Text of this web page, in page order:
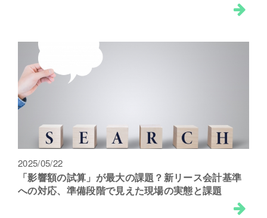
2025/05/22
「影響額の試算」が最大の課題？新リース会計基準
への対応、準備段階で見えた現場の実態と課題